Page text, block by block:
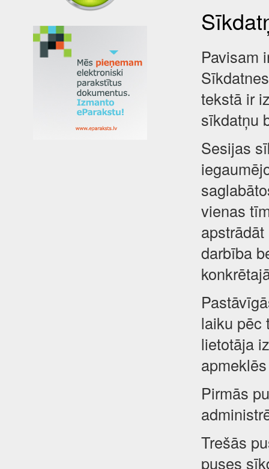
Pavisam
tekstā ir
sīkdatņu
Sesijas
vienas
darbība
laiku pēc
lietotāja
Pirmās
Trešās
puses